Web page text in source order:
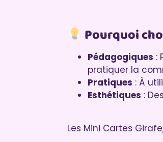
Pourquoi
Pédagogiques :
pratiquer la
Pratiques : À
Esthétiques :
Les Mini Cartes